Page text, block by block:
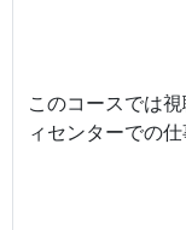
このコースでは
ィセンターでの